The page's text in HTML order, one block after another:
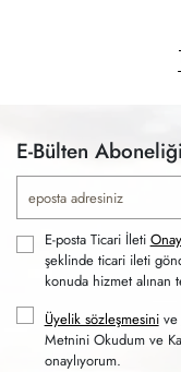
E-Bülten Aboneliği
E-posta Ticari İleti Onay
şeklinde ticari ileti
konuda hizmet
Üyelik sözleşmesinive
Metnini Okudum ve
onaylıyorum.